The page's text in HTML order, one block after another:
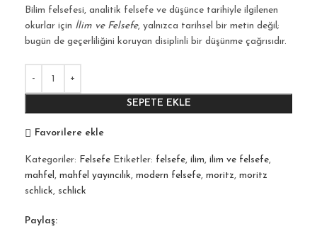
Bilim felsefesi, analitik felsefe ve düşünce tarihiyle ilgilenen
okurlar için İlim ve Felsefe, yalnızca tarihsel bir metin değil;
bugün de geçerliliğini koruyan disiplinli bir düşünme çağrısıdır.
SEPETE EKLE
Favorilere ekle
Kategoriler: Felsefe Etiketler: felsefe, ilim, ilim ve felsefe,
mahfel, mahfel yayıncılık, modern felsefe, moritz, moritz
schlick, schlick
Paylaş: